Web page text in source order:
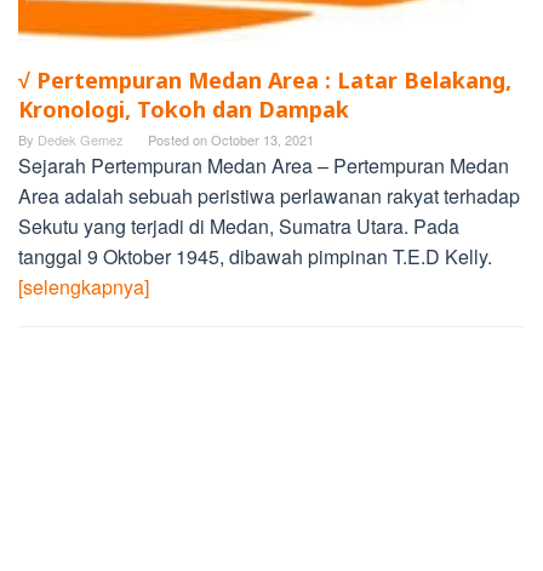
√ Pertempuran Medan Area : Latar Belakang,
Kronologi, Tokoh dan Dampak
By Dedek Gemez Posted onOctober 13, 2021
Sejarah Pertempuran Medan Area – Pertempuran Medan
Area adalah sebuah peristiwa perlawanan rakyat terhadap
Sekutu yang terjadi di Medan, Sumatra Utara. Pada
tanggal 9 Oktober 1945, dibawah pimpinan T.E.D Kelly.
[selengkapnya]